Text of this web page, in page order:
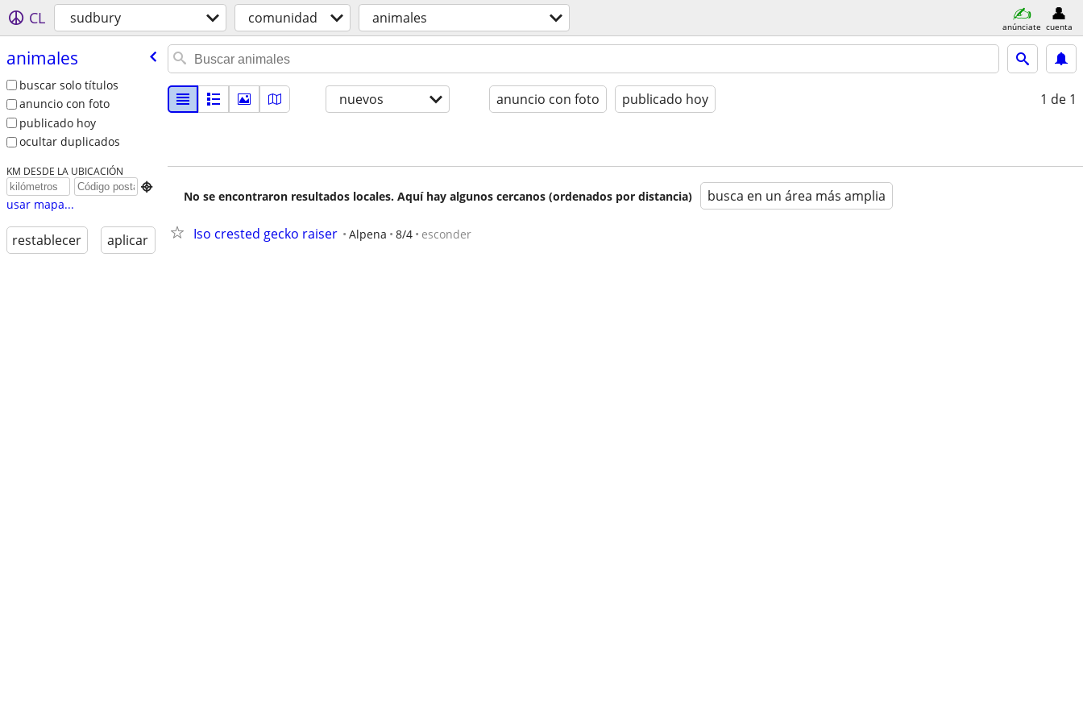
CL sudbury comunidad animales anúnciate cuenta
animales
buscar solo títulos
anuncio con foto
publicado hoy
ocultar duplicados
KM DESDE LA UBICACIÓN

usar mapa...
restablecer aplicar
nuevos anuncio con foto publicado hoy 1 de 1
No se encontraron resultados locales. Aquí hay algunos cercanos (ordenados por distancia) busca en un área más amplia
Iso crested gecko raiser Alpena 8/4 esconder